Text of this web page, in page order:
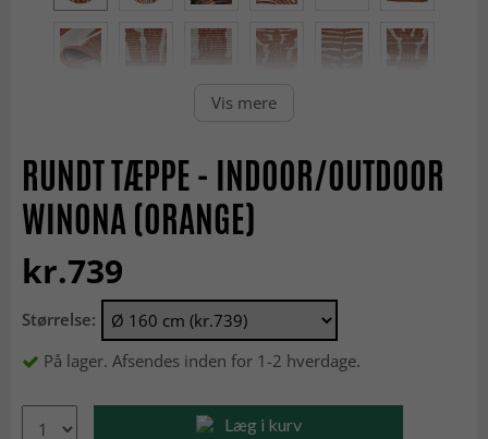
Vis mere
RUNDT TÆPPE - INDOOR/OUTDOOR
WINONA (ORANGE)
kr.739
Størrelse:
På lager. Afsendes inden for 1-2 hverdage.
Læg i kurv